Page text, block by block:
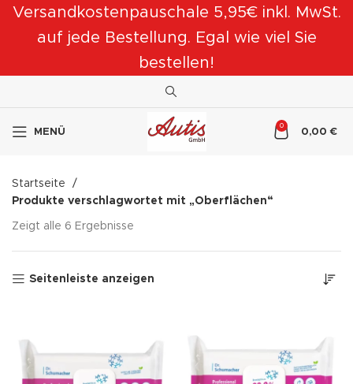
Versandkostenpauschale 5,95€ inkl. MwSt.
auf jede Bestellung. Egal wie viel Sie
bestellen!
MENÜ
0
0,00€
Startseite
Produkte verschlagwortet mit „Oberflächen“
Zeigt alle 6 Ergebnisse
Seitenleiste anzeigen